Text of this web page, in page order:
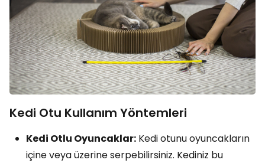
Kedi Otu Kullanım Yöntemleri
Kedi Otlu Oyuncaklar: Kedi otunu oyuncakların
içine veya üzerine serpebilirsiniz. Kediniz bu